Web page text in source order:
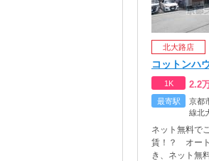
北大路店
コットンハ
1K 2.2
最寄駅
京都
線北
ネット無料で
賃！？ オー
き、ネット無